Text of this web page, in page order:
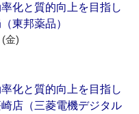
率化と質的向上を目指し
東邦薬品）
金)
率化と質的向上を目指し
店（三菱電機デジタル